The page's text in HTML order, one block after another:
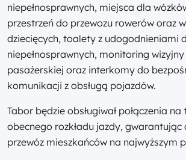
niepełnosprawnych, miejsca dla
przestrzeń do przewozu rowerów oraz
dziecięcych, toalety z udogodnieniami
niepełnosprawnych, monitoring
pasażerskiej oraz interkomy do
komunikacji z obsługą pojazdów.
Tabor będzie obsługiwał połączenia na
obecnego rozkładu jazdy, gwarantując
przewóz mieszkańców na najwyższym